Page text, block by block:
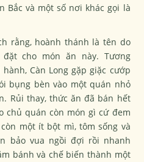
Bắc và một số nơi khác gọi là
rằng, hoành thánh là tên do
cho món ăn này. Tương
Càn Long gặp giặc cướp
bụng bèn vào một quán nhỏ
Rủi thay, thức ăn đã bán hết
chủ quán còn món gì cứ đem
một ít bột mì, tôm sống và
bảo vua ngồi đợi rồi nhanh
bánh và chế biến thành một